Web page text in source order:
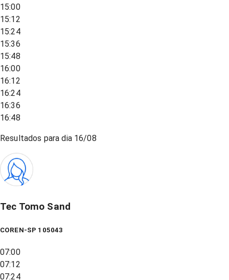
15:00
15:12
15:24
15:36
15:48
16:00
16:12
16:24
16:36
16:48
Resultados para dia 16/08
Tec Tomo Sand
COREN-SP 105043
07:00
07:12
07:24